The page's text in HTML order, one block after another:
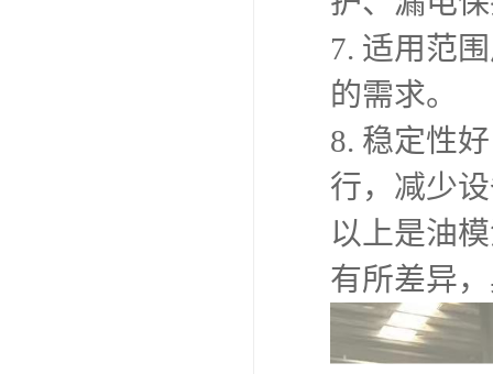
7. 适用范
的需求。
8. 稳定性
行，减少
以上是油
有所差异